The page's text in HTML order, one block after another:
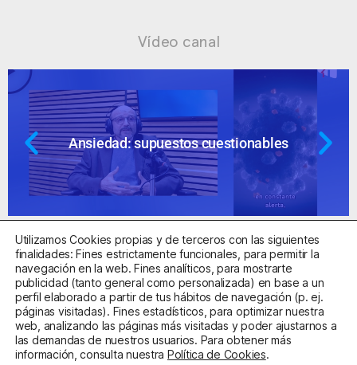
Vídeo canal
Ansiedad: supuestos cuestionables
Centro Sanitario Autorizado con el código E08737002
Aviso LegalPolítica de PrivacidadPolítica de Cookies
Utilizamos Cookies propias y de terceros con las siguientes
finalidades: Fines estrictamente funcionales, para permitir la
navegación en la web. Fines analíticos, para mostrarte
publicidad (tanto general como personalizada) en base a un
perfil elaborado a partir de tus hábitos de navegación (p. ej.
páginas visitadas). Fines estadísticos, para optimizar nuestra
web, analizando las páginas más visitadas y poder ajustarnos a
las demandas de nuestros usuarios. Para obtener más
información, consulta nuestra Política de Cookies.